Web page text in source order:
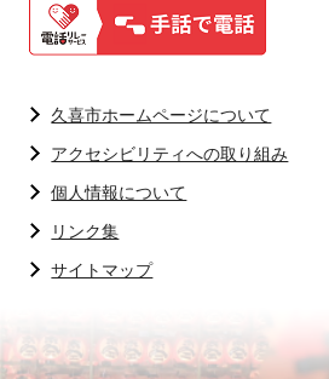
久喜市ホームページについて
アクセシビリティへの取り組み
個人情報について
リンク集
サイトマップ